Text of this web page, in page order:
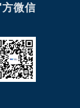
方微信